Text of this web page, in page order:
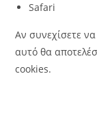
Safari
Αν συνεχίσετε
αυτό θα
cookies.